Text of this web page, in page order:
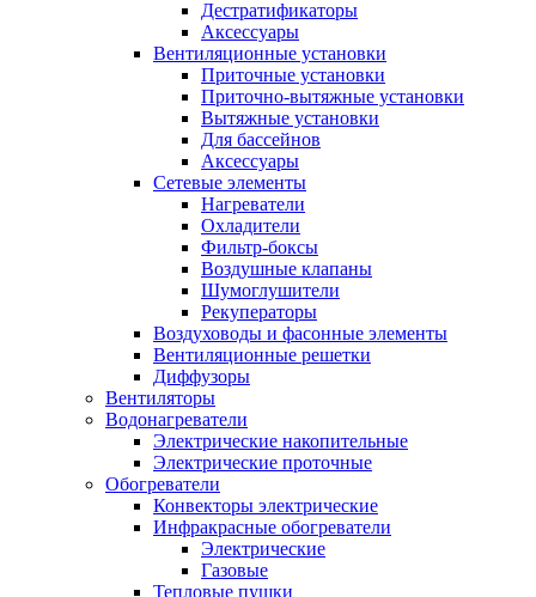
Дестратификаторы
Аксессуары
Вентиляционные установки
Приточные установки
Приточно-вытяжные установки
Вытяжные установки
Для бассейнов
Аксессуары
Сетевые элементы
Нагреватели
Охладители
Фильтр-боксы
Воздушные клапаны
Шумоглушители
Рекуператоры
Воздуховоды и фасонные элементы
Вентиляционные решетки
Диффузоры
Вентиляторы
Водонагреватели
Электрические накопительные
Электрические проточные
Обогреватели
Конвекторы электрические
Инфракрасные обогреватели
Электрические
Газовые
Тепловые пушки